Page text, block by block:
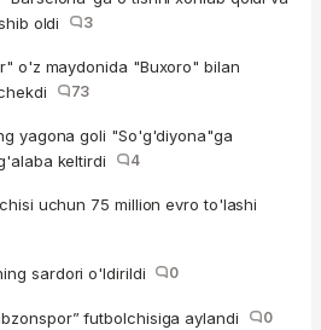
oldi
3
o'z maydonida "Buxoro" bilan
73
yagona goli "So'g'diyona"ga
keltirdi
4
uchun 75 million evro to'lashi
sardori o'ldirildi 0
futbolchisiga aylandi 0